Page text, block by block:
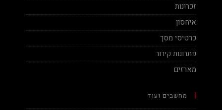
זכרונות
איחסון
כרטיסי מסך
פתרונות קירור
מארזים
מחשבים ועוד